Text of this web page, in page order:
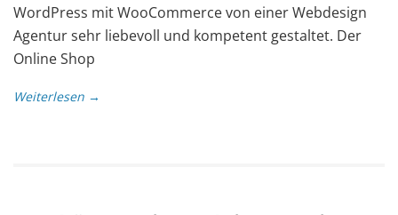
WordPress mit WooCommerce von einer Webdesign
Agentur sehr liebevoll und kompetent gestaltet. Der
Online Shop
Weiterlesen →